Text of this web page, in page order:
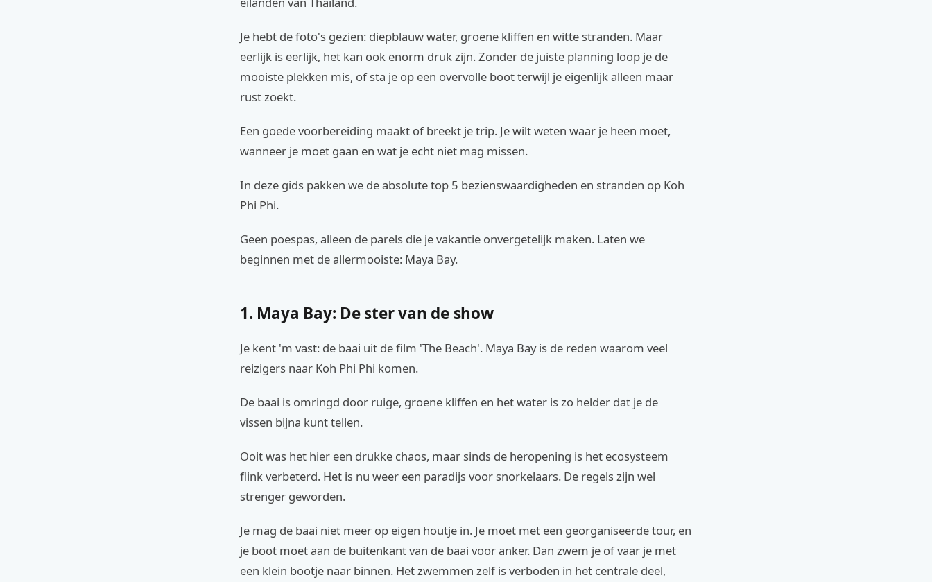
Je hebt de foto's gezien: diepblauw water, groene kliffen en witte stranden. Maar
eerlijk is eerlijk, het kan ook enorm druk zijn. Zonder de juiste planning loop je de
mooiste plekken mis, of sta je op een overvolle boot terwijl je eigenlijk alleen maar
rust zoekt.
Een goede voorbereiding maakt of breekt je trip. Je wilt weten waar je heen moet,
wanneer je moet gaan en wat je echt niet mag missen.
In deze gids pakken we de absolute top 5 bezienswaardigheden en stranden op Koh
Phi Phi.
Geen poespas, alleen de parels die je vakantie onvergetelijk maken. Laten we
beginnen met de allermooiste: Maya Bay.
1. Maya Bay: De ster van de show
Je kent 'm vast: de baai uit de film 'The Beach'. Maya Bay is de reden waarom veel
reizigers naar Koh Phi Phi komen.
De baai is omringd door ruige, groene kliffen en het water is zo helder dat je de
vissen bijna kunt tellen.
Ooit was het hier een drukke chaos, maar sinds de heropening is het ecosysteem
flink verbeterd. Het is nu weer een paradijs voor snorkelaars. De regels zijn wel
strenger geworden.
Je mag de baai niet meer op eigen houtje in. Je moet met een georganiseerde tour, en
je boot moet aan de buitenkant van de baai voor anker. Dan zwem je of vaar je met
een klein bootje naar binnen. Het zwemmen zelf is verboden in het centrale deel,